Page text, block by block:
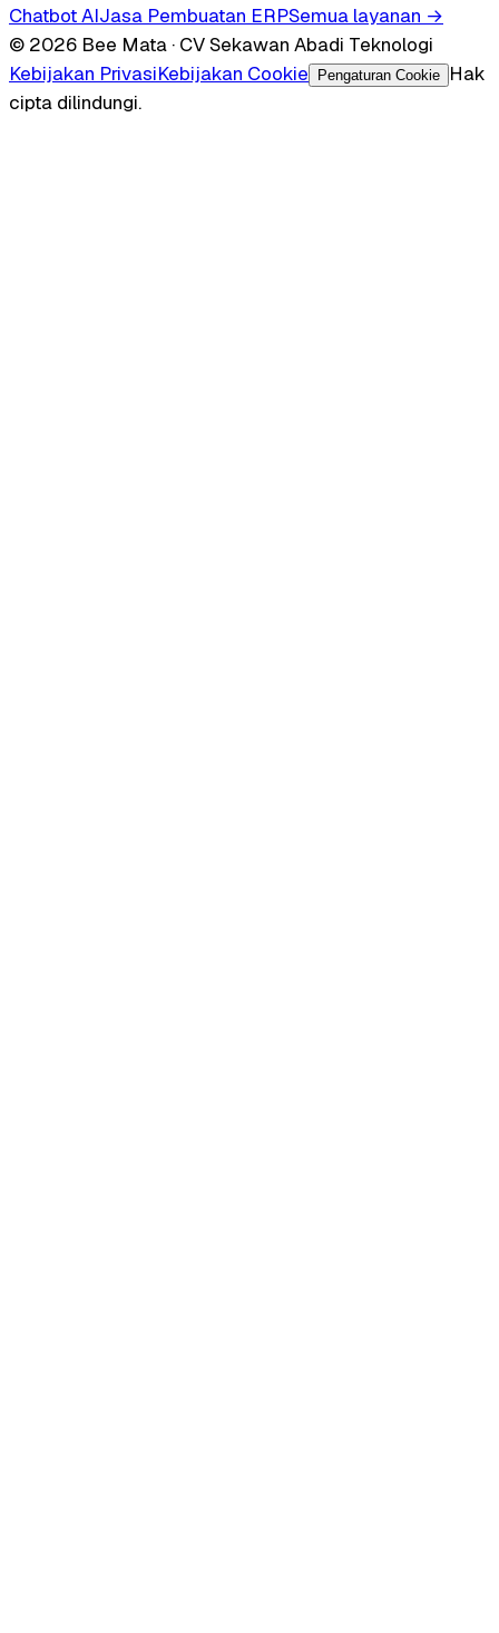
Chatbot AIJasa Pembuatan ERPSemua layanan →
© 2026 Bee Mata · CV Sekawan Abadi Teknologi
Kebijakan PrivasiKebijakan Cookie Pengaturan Cookie
Hak
cipta dilindungi.